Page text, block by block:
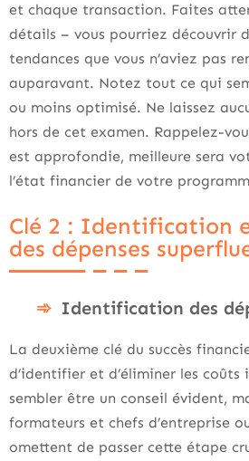
et chaque transaction. Faites
détails – vous pourriez découvrir
tendances que vous n’aviez pas
auparavant. Notez tout ce qui
ou moins optimisé. Ne laissez
hors de cet examen. Rappelez-
est approfondie, meilleure sera
l’état financier de votre
Clé 2 : Identification
des dépenses
Identification des
La deuxième clé du succès
d’identifier et d’éliminer les coûts
sembler être un conseil évident,
formateurs et chefs d’entreprise
omettent de passer cette étape